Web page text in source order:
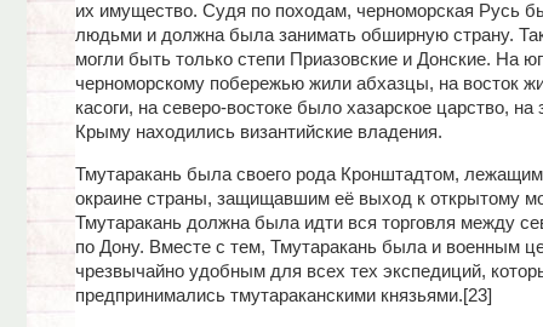
их имущество. Судя по походам, черноморская Русь
людьми и должна была занимать обширную страну.
могли быть только степи Приазовские и Донские. На
черноморскому побережью жили абхазцы, на восток
касоги, на северо-востоке было хазарское царство, на
Крыму находились византийские владения.
Тмутаракань была своего рода Кронштадтом,
окраине страны, защищавшим её выход к открытому
Тмутаракань должна была идти вся торговля между
по Дону. Вместе с тем, Тмутаракань была и военным
чрезвычайно удобным для всех тех экспедиций,
предпринимались тмутараканскими князьями.[23]